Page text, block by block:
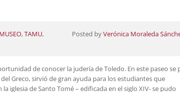
Posted byVerónica Moraleda
MUSEO,TAMU,
de conocer la judería de Toledo. En este paseo se
Greco, sirvió de gran ayuda para los estudiantes que
iglesia de Santo Tomé – edificada en el siglo XIV- se pudo